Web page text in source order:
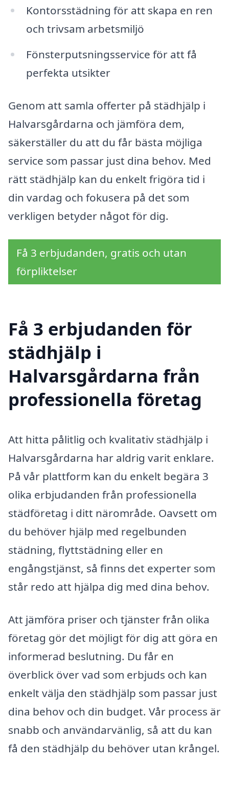
Kontorsstädning för att skapa en ren
och trivsam arbetsmiljö
Fönsterputsningsservice för att få
perfekta utsikter
Genom att samla offerter på städhjälp i
Halvarsgårdarna och jämföra dem,
säkerställer du att du får bästa möjliga
service som passar just dina behov. Med
rätt städhjälp kan du enkelt frigöra tid i
din vardag och fokusera på det som
verkligen betyder något för dig.
Få 3 erbjudanden, gratis och utan
förpliktelser
Få 3 erbjudanden för
städhjälp i
Halvarsgårdarna från
professionella företag
Att hitta pålitlig och kvalitativ städhjälp i
Halvarsgårdarna har aldrig varit enklare.
På vår plattform kan du enkelt begära 3
olika erbjudanden från professionella
städföretag i ditt närområde. Oavsett om
du behöver hjälp med regelbunden
städning, flyttstädning eller en
engångstjänst, så finns det experter som
står redo att hjälpa dig med dina behov.
Att jämföra priser och tjänster från olika
företag gör det möjligt för dig att göra en
informerad beslutning. Du får en
överblick över vad som erbjuds och kan
enkelt välja den städhjälp som passar just
dina behov och din budget. Vår process är
snabb och användarvänlig, så att du kan
få den städhjälp du behöver utan krångel.